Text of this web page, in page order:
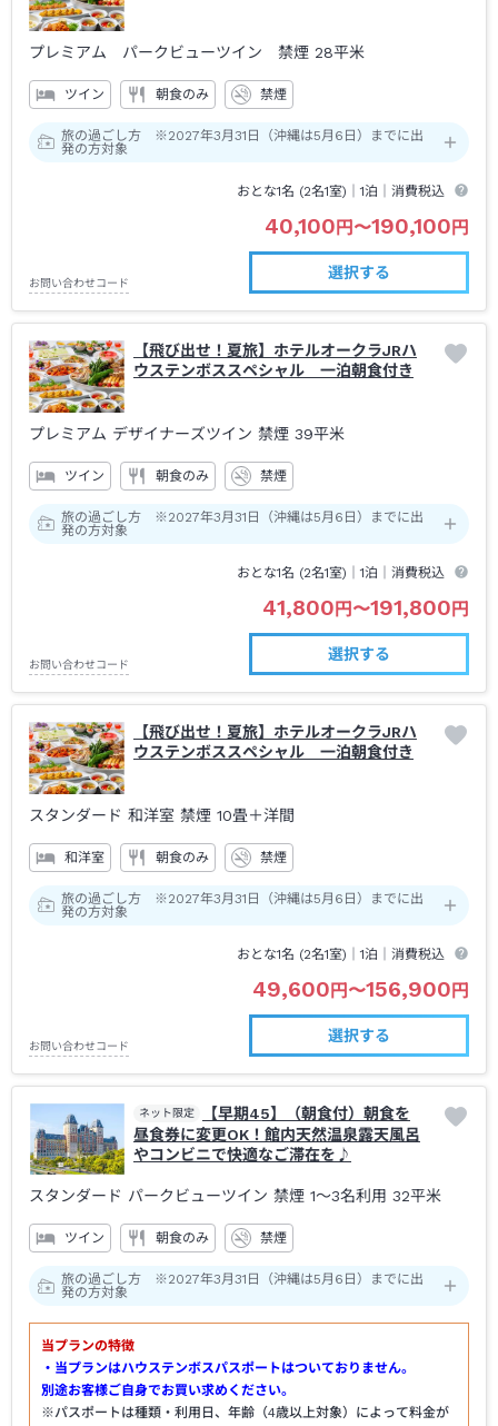
プレミアム パークビューツイン 禁煙 28平米
ツイン 朝食のみ 禁煙
旅の過ごし方 ※2027年3月31日（沖縄は5月6日）までに出
発の方対象
おとな1名 (2名1室)｜1泊 ｜消費税込
40,100円〜190,100円
お問い合わせコード
選択する
【飛び出せ！夏旅】ホテルオークラJRハ
ウステンボススペシャル 一泊朝食付き
プレミアム デザイナーズツイン 禁煙 39平米
ツイン 朝食のみ 禁煙
旅の過ごし方 ※2027年3月31日（沖縄は5月6日）までに出
発の方対象
おとな1名 (2名1室)｜1泊 ｜消費税込
41,800円〜191,800円
お問い合わせコード
選択する
【飛び出せ！夏旅】ホテルオークラJRハ
ウステンボススペシャル 一泊朝食付き
スタンダード 和洋室 禁煙 10畳＋洋間
和洋室 朝食のみ 禁煙
旅の過ごし方 ※2027年3月31日（沖縄は5月6日）までに出
発の方対象
おとな1名 (2名1室)｜1泊 ｜消費税込
49,600円〜156,900円
お問い合わせコード
選択する
ネット限定
【早期45】（朝食付）朝食を
昼食券に変更OK！館内天然温泉露天風呂
やコンビニで快適なご滞在を♪
スタンダード パークビューツイン 禁煙 1～3名利用 32平米
ツイン 朝食のみ 禁煙
旅の過ごし方 ※2027年3月31日（沖縄は5月6日）までに出
発の方対象
当プランの特徴
・当プランはハウステンボスパスポートはついておりません。
別途お客様ご自身でお買い求めください。
※パスポートは種類・利用日、年齢（4歳以上対象）によって料金が